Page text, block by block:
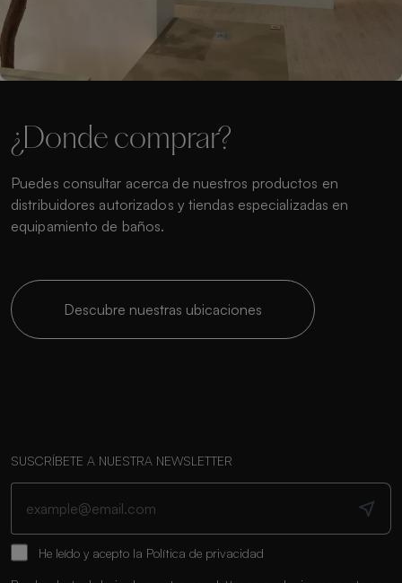
¿Donde comprar?
Puedes consultar acerca de nuestros productos en
distribuidores autorizados y tiendas especializadas en
equipamiento de baños.
Descubre nuestras ubicaciones
SUSCRÍBETE A NUESTRA NEWSLETTER
He leído y acepto la Política de privacidad